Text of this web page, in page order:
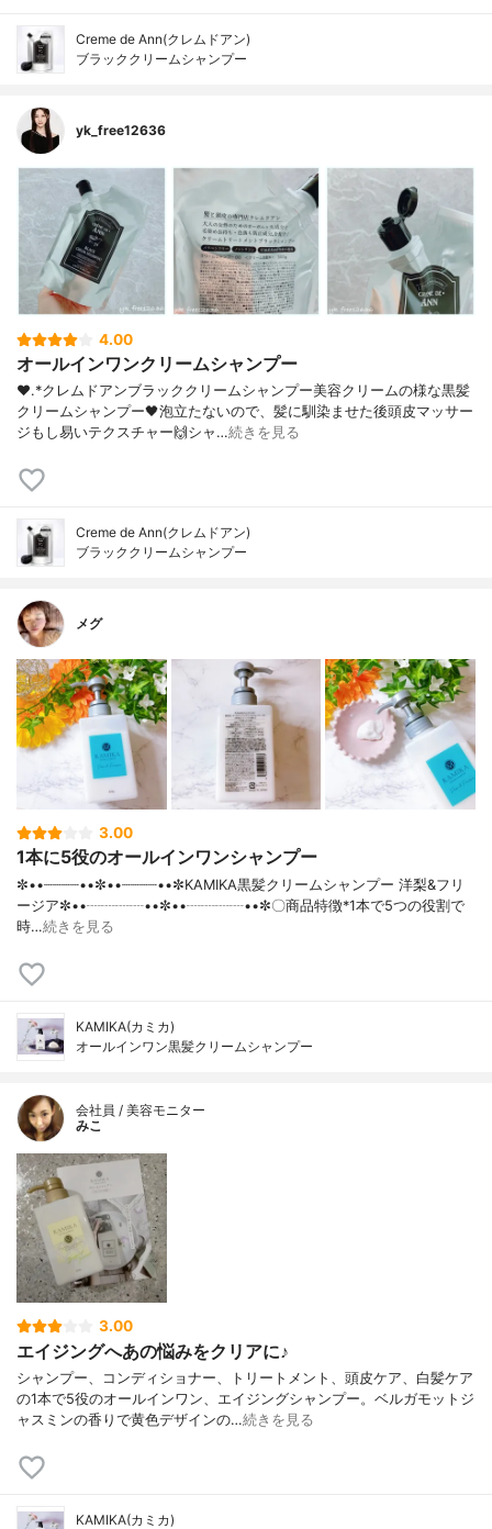
Creme de Ann(クレムドアン)
ブラッククリームシャンプー
yk_free12636
4.00
オールインワンクリームシャンプー
❤︎.*クレムドアンブラッククリームシャンプー美容クリームの様な黒髪
クリームシャンプー🖤泡立たないので、髪に馴染ませた後頭皮マッサー
ジもし易いテクスチャー🙌シャ…続きを見る
Creme de Ann(クレムドアン)
ブラッククリームシャンプー
メグ
3.00
1本に5役のオールインワンシャンプー
✼••┈┈┈┈••✼••┈┈┈┈••✼KAMIKA黒髪クリームシャンプー 洋梨&フリ
ージア✼••┈┈┈┈••✼••┈┈┈┈••✼〇商品特徴*1本で5つの役割で
時…続きを見る
KAMIKA(カミカ)
オールインワン黒髪クリームシャンプー
会社員 / 美容モニター
みこ
3.00
エイジングへあの悩みをクリアに♪
シャンプー、コンディショナー、トリートメント、頭皮ケア、白髪ケア
の1本で5役のオールインワン、エイジングシャンプー。ベルガモットジ
ャスミンの香りで黄色デザインの…続きを見る
KAMIKA(カミカ)